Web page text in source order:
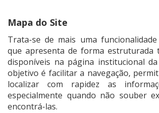
Mapa do Site
Trata-se de mais uma
que apresenta de forma estruturada
disponíveis na página institucional
objetivo é facilitar a navegação,
localizar com rapidez as
especialmente quando não souber
encontrá-las.